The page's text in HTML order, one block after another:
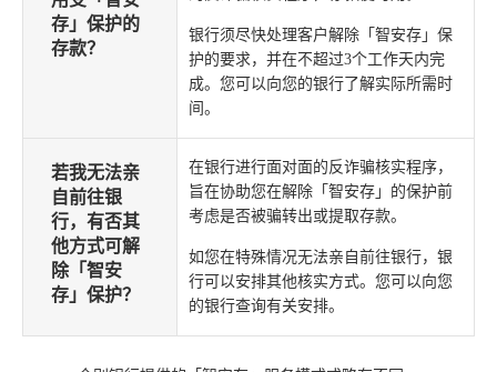
存」保护的
存款？
银行须尽快处理客户解除「智安存」保
护的要求，并在不超过3个工作天内完
成。您可以向您的银行了解实际所需时
间。
若我无法亲
自前往银
行，有否其
他方式可解
除「智安
存」保护？
在银行进行面对面的反诈骗核实程序，
旨在协助您在解除「智安存」的保护前
考虑是否被骗转出或提取存款。
如您在特殊情况无法亲自前往银行，银
行可以安排其他核实方式。您可以向您
的银行查询有关安排。